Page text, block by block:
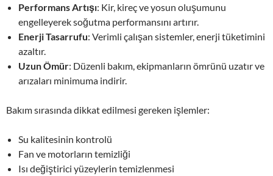
Performans Artışı: Kir, kireç ve yosun oluşumunu
engelleyerek soğutma performansını artırır.
Enerji Tasarrufu: Verimli çalışan sistemler, enerji tüketimini
azaltır.
Uzun Ömür: Düzenli bakım, ekipmanların ömrünü uzatır ve
arızaları minimuma indirir.
Bakım sırasında dikkat edilmesi gereken işlemler:
Su kalitesinin kontrolü
Fan ve motorların temizliği
Isı değiştirici yüzeylerin temizlenmesi